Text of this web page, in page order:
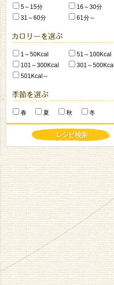
5～15分
16～30分
31～60分
61分～
1～50Kcal
51～100Kcal
101～300Kcal
301～500Kcal
501Kcal～
春 夏 秋 冬